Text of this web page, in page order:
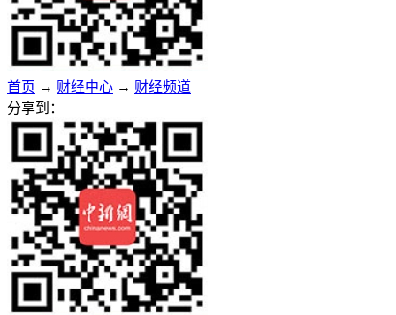
首页 → 财经中心 → 财经频道
分享到：